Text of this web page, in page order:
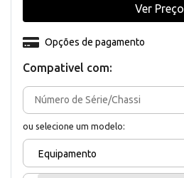
Compativel com:
ou selecione um modelo:
Equipamento
Opções de pagamento
Ver Preço